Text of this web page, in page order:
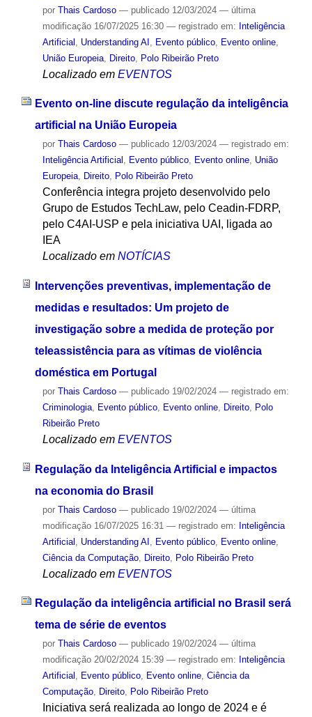
por Thais Cardoso — publicado12/03/2024 — última
modificação16/07/2025 16:30 — registrado em: Inteligência
Artificial
Understanding AI Evento público, Evento online,
União Europeia, Direito, Polo Ribeirão Preto
Localizado em EVENTOS
Evento on-line discute regulação da inteligência
artificial na União Europeia
por Thais Cardoso — publicado12/03/2024 — registrado em:
Inteligência Artificial , Evento público, Evento online, União
Europeia, Direito, Polo Ribeirão Preto
Conferência integra projeto desenvolvido pelo
Grupo de Estudos TechLaw, pelo Ceadin-FDRP,
pelo C4AI-USP e pela iniciativa UAI, ligada ao
IEA
Localizado em NOTÍCIAS
Intervenções preventivas, implementação de
medidas e resultados: Um projeto de
investigação sobre a medida de proteção por
teleassistência para as vítimas de violência
doméstica em Portugal
por Thais Cardoso — publicado19/02/2024 — registrado em:
Criminologia, Evento público, Evento online, Direito, Polo
Ribeirão Preto
Localizado em EVENTOS
Regulação da Inteligência Artificial e impactos
na economia do Brasil
por Thais Cardoso — publicado19/02/2024 — última
modificação16/07/2025 16:31 — registrado em: Inteligência
Artificial
Understanding AI Evento público, Evento online,
Ciência da Computação, Direito, Polo Ribeirão Preto
Localizado em EVENTOS
Regulação da inteligência artificial no Brasil será
tema de série de eventos
por Thais Cardoso — publicado19/02/2024 — última
modificação20/02/2024 15:39 — registrado em: Inteligência
Artificial , Evento público, Evento online, Ciência da
Computação, Direito, Polo Ribeirão Preto
Iniciativa será realizada ao longo de 2024 e é